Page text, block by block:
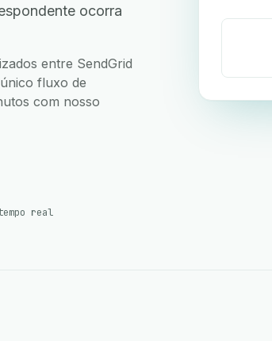
ocorra
entre SendGrid
fluxo de
com nosso
real